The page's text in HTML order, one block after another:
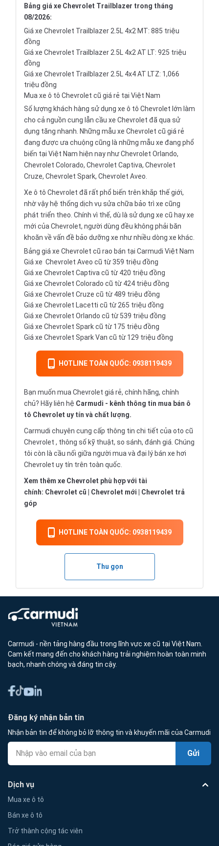
Bảng giá xe Chevrolet Trailblazer trong tháng
08/2026:
Giá xe Chevrolet Trailblazer 2.5L 4x2 MT: 885 triệu
đồng
Giá xe Chevrolet Trailblazer 2.5L 4x2 AT LT: 925 triệu
đồng
Giá xe Chevrolet Trailblazer 2.5L 4x4 AT LTZ: 1,066
triệu đồng
Mua xe ô tô Chevrolet cũ giá rẻ tại Việt Nam
Số lượng khách hàng sử dụng xe ô tô Chevrolet lớn làm
cho cả nguồn cung lẫn cầu xe Chevrolet đã qua sử
dụng tăng nhanh. Những mẫu xe Chevrolet cũ giá rẻ
đang được ưa chuộng cũng là những mẫu xe đang phổ
biến tại Việt Nam hiện nay như Chevrolet Orlando,
Chevrolet Colorado, Chevrolet Captiva, Chevrolet
Cruze, Chevrolet Spark, Chevrolet Aveo.
Xe ô tô Chevrolet đã rất phổ biến trên khắp thế giới,
nhờ vậy hệ thống dịch vụ sửa chữa bảo trì xe cũng
phát triển theo. Chính vì thế, dù là sử dụng xe cũ hay xe
mới của Chevrolet, người dùng đều không phải băn
khoăn về vấn đề bảo dưỡng xe như nhiều dòng xe khác.
Bảng giá xe Chevrolet cũ rao bán tại Carmudi Việt Nam
Giá xe Chevrolet Aveo cũ từ 359 triệu đồng
Giá xe Chevrolet Captivacũ từ 420 triệu đồng
Giá xe Chevrolet Colorado cũ từ 424 triệu đồng
Giá xe Chevrolet Cruze cũ từ 489 triệu đồng
Giá xe Chevrolet Lacetti cũ từ 265 triệu đồng
Giá xe Chevrolet Orlando cũ từ 539 triệu đồng
Giá xe Chevrolet Sparkcũ từ 175 triệu đồng
Giá xe Chevrolet Spark Van cũ từ 129 triệu đồng
HOTLINE TOÀN QUỐC: 0938119439
Bạn muốn mua Chevrolet giá rẻ, chính hãng, chính
chủ? Hãy liên hệ Carmudi - kênh thông tin mua bán ô
tô Chevrolet uy tín và chất lượng.
Carmudi chuyên cung cấp thông tin chi tiết của oto cũ
Chevrolet , thông số kỹ thuật, so sánh, đánh giá. Chúng
tôi còn là cầu nối giữa người mua và đại lý bán xe hơi
Chevrolet uy tín trên toàn quốc.
Xem thêm xe Chevrolet phù hợp với tài
chính: Chevrolet cũ Chevrolet mới
Chevrolet trả
góp
HOTLINE TOÀN QUỐC: 0938119439
Thu gọn
Carmudi - nền tảng hàng đầu trong lĩnh vực xe cũ tại Việt Nam.
Cam kết mang đến cho khách hàng trải nghiệm hoàn toàn minh
bạch, nhanh chóng và đáng tin cậy.
Đăng ký nhận bản tin
Nhận bản tin để không bỏ lỡ thông tin và khuyến mãi của Carmudi
Gửi
Dịch vụ
Mua xe ô tô
Bán xe ô tô
Trở thành cộng tác viên